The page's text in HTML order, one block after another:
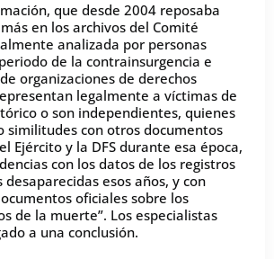
que desde 2004 reposaba
en los archivos del Comité
analizada por personas
de la contrainsurgencia e
organizaciones de derechos
legalmente a víctimas de
o son independientes, quienes
similitudes con otros documentos
Ejército y la DFS durante esa época,
con los datos de los registros
desaparecidas esos años, y con
oficiales sobre los
de la muerte”. Los especialistas
a una conclusión.